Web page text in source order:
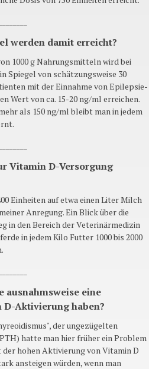
werden damit erreicht?
1000 g Nahrungsmitteln wird bei
Spiegel von schätzungsweise 30
mit der Einnahme von Epilepsie-
Wert von ca. 15-20 ng/ml erreichen.
als 150 ng/ml bleibt man in jedem
Vitamin D-Versorgung
Einheiten auf etwa einen Liter Milch
Anregung. Ein Blick über die
in den Bereich der Veterinärmedizin
in jedem Kilo Futter 1000 bis 2000
ausnahmsweise eine
Aktivierung haben?
der ungezügelten
hatte man hier früher ein Problem
hohen Aktivierung von Vitamin D
ansteigen würden, wenn man